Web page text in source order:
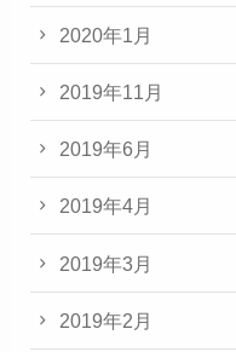
2020年1月
2019年11月
2019年6月
2019年4月
2019年3月
2019年2月